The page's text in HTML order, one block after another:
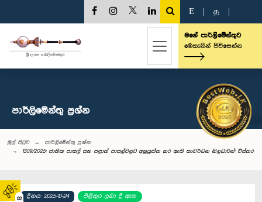
02
E த
මගේ පාර්ලිමේන්තුව
මෙතැනින් පිවිසෙන්න
පාර්ලි‌මේන්තු‌ ප්‍රශ්න
මුල් පිටුව
පාර්ලි‌මේන්තු‌ ප්‍රශ්න
1309/2025: ජාතික පාසල් සහ පළාත් පාසල්වලට අනුයුක්ත කර ඇති සංවර්ධන නිලධාරින්: විස්තර
දිනය: 2025-10-24 පිළිතුර ලබා දී ඇත